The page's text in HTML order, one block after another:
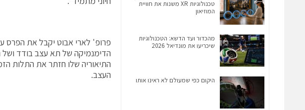
פרופ' לארי אבוט יקבל את הפרס
הדימנמיקה של תא עצב בודד ושל
התיאוריה שלו חזתר את התלות
העצב.
טכנולוגיות XR משנות את חוויית
המוזיאון
מהכדור ועד הדשא: הטכנולוגיות
שיכריעו את מונדיאל 2026
היקום כפי שמעולם לא ראינו אותו